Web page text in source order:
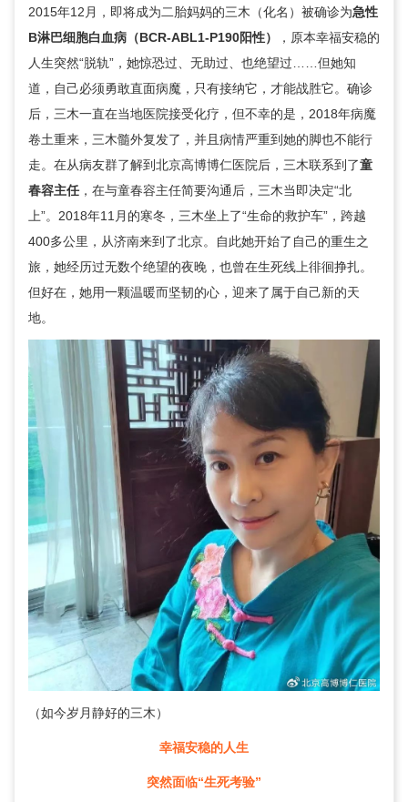
2015年12月，即将成为二胎妈妈的三木（化名）被确诊为急性
B淋巴细胞白血病（BCR-ABL1-P190阳性）
，原本幸福安稳的
人生突然“脱轨”，她惊恐过、无助过、也绝望过……但她知
道，自己必须勇敢直面病魔，只有接纳它，才能战胜它。确诊
后，三木一直在当地医院接受化疗，但不幸的是，2018年病魔
卷土重来，三木髓外复发了，并且病情严重到她的脚也不能行
走。在从病友群了解到北京高博博仁医院后，三木联系到了童
春容主任 ，在与童春容主任简要沟通后，三木当即决定“北
上”。2018年11月的寒冬，三木坐上了“生命的救护车”，跨越
400多公里，从济南来到了北京。自此她开始了自己的重生之
旅，她经历过无数个绝望的夜晚，也曾在生死线上徘徊挣扎。
但好在，她用一颗温暖而坚韧的心，迎来了属于自己新的天
地。
（如今岁月静好的三木）
幸福安稳的人生
突然面临“生死考验”